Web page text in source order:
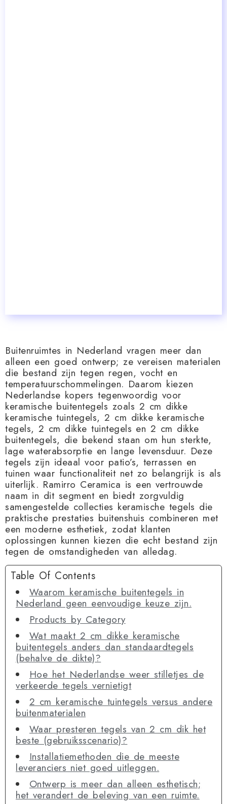
Buitenruimtes in Nederland vragen meer dan
alleen een goed ontwerp; ze vereisen materialen
die bestand zijn tegen regen, vocht en
temperatuurschommelingen. Daarom kiezen
Nederlandse kopers tegenwoordig voor
keramische buitentegels zoals 2 cm dikke
keramische tuintegels, 2 cm dikke keramische
tegels, 2 cm dikke tuintegels en 2 cm dikke
buitentegels, die bekend staan ​​om hun sterkte,
lage waterabsorptie en lange levensduur. Deze
tegels zijn ideaal voor patio’s, terrassen en
tuinen waar functionaliteit net zo belangrijk is als
uiterlijk. Ramirro Ceramica is een vertrouwde
naam in dit segment en biedt zorgvuldig
samengestelde collecties keramische tegels die
praktische prestaties buitenshuis combineren met
een moderne esthetiek, zodat klanten
oplossingen kunnen kiezen die echt bestand zijn
tegen de omstandigheden van alledag.
Table Of Contents
Waarom keramische buitentegels in
Nederland geen eenvoudige keuze zijn.
Products by Category
Wat maakt 2 cm dikke keramische
buitentegels anders dan standaardtegels
(behalve de dikte)?
Hoe het Nederlandse weer stilletjes de
verkeerde tegels vernietigt
2 cm keramische tuintegels versus andere
buitenmaterialen
Waar presteren tegels van 2 cm dik het
beste (gebruiksscenario)?
Installatiemethoden die de meeste
leveranciers niet goed uitleggen.
Ontwerp is meer dan alleen esthetisch;
het verandert de beleving van een ruimte.